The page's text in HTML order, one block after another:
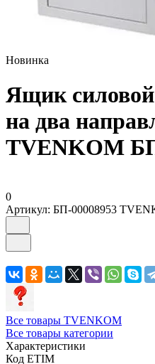
Новинка
Ящик
на два
TVENKOM
0
Артикул: БП-00008953
Все товары TVENKOM
Все товары категории
Характеристики
Код ETIM